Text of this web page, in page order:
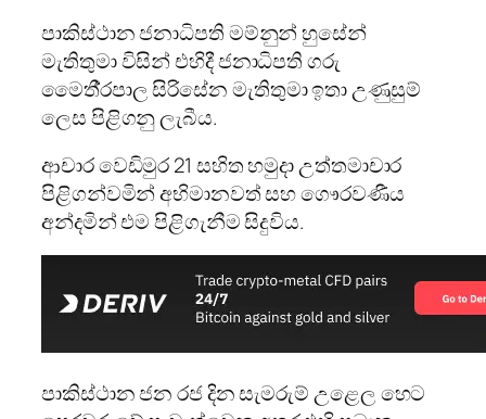
පාකිස්ථාන ජනාධිපති මම්නුන් හුසේන්
මැතිතුමා විසින් එහිදී ජනාධිපති ගරු
මෛතී‍්‍රපාල සිරිසේන මැතිතුමා ඉතා උණුසුම්
ලෙස පිළිගනු ලැබීය.
ආචාර වෙඩිමුර 21 සහිත හමුදා උත්තමාචාර
පිළිගන්වමින් අභිමානවත් සහ ගෞරවණීය
අන්දමින් එම පිළිගැනීම සිදුවිය.
පාකිස්ථාන ජන රජ දින සැමරුම් උළෙල හෙට